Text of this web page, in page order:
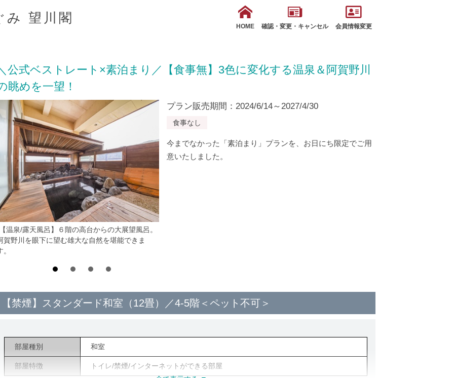
み 望川閣
HOME 確認・変更・キャンセル 会員情報変更
公式ベストレート×素泊まり／【食事無】3色に変化する温泉＆阿賀野川
眺めを一望！
温泉/露天風呂】６階の高台からの大展望風呂。
賀野川を眼下に望む雄大な自然を堪能できま
。
プラン販売期間：2024/6/14～2027/4/30
食事なし
今までなかった「素泊まり」プランを、お日にち限定でご用
意いたしました。
【禁煙】スタンダード和室（12畳）／4-5階＜ペット不可＞
部屋種別 和室
部屋特徴 トイレ/禁煙/インターネットができる部屋